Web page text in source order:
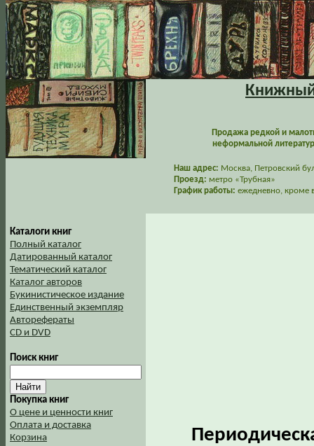
Книжный
Продажа редкой и
неформальной
Наш адрес: Москва, Петровский
Проезд: метро «Трубная»
График работы: ежедневно, кроме
Каталоги книг
Полный каталог
Датированный каталог
Тематический каталог
Каталог авторов
Букинистическое издание
Единственный экземпляр
Авторефераты
CD и DVD
Поиск книг
Покупка книг
О цене и ценности книг
Оплата и доставка
Корзина